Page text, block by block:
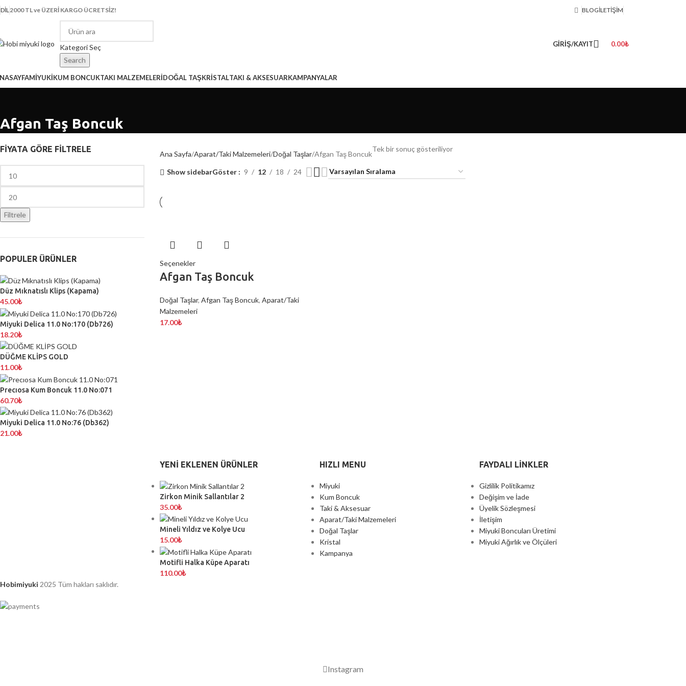
DIL2000 TL ve ÜZERİ KARGO ÜCRETSİZ! BLOGİLETIŞIM
Kategori Seç
Search
GIRIŞ/KAYIT 0.00₺
MİYUKİKUM BONCUKTAKI MALZEMELERİDOĞAL TAŞKRİSTALTAKI & AKSESUARKAMPANYALAR
Afgan Taş Boncuk
FİYATA GÖRE FİLTRELE
Filtrele
POPULER ÜRÜNLER
Düz Mıknatıslı Klips (Kapama)
45.00₺
Miyuki Delica 11.0 No:170 (Db726)
18.20₺
DÜĞME KLİPS GOLD
11.00₺
Precıosa Kum Boncuk 11.0 No:071
60.70₺
Miyuki Delica 11.0 No:76 (Db362)
21.00₺
Ana Sayfa Aparat/Taki Malzemeleri Doğal Taşlar Afgan Taş Boncuk
Tek bir sonuç gösteriliyor
Show sidebarGöster 9 12 18 24
Seçenekler
Afgan Taş Boncuk
Doğal Taşlar, Afgan Taş Boncuk, Aparat/Taki
Malzemeleri
17.00₺
YENI EKLENEN ÜRÜNLER
Zirkon Minik Sallantılar 2
35.00₺
Mineli Yıldız ve Kolye Ucu
15.00₺
Motifli Halka Küpe Aparatı
110.00₺
HIZLI MENU
Miyuki
Kum Boncuk
Taki & Aksesuar
Aparat/Taki Malzemeleri
Doğal Taşlar
Kristal
Kampanya
FAYDALI LİNKLER
Gizlilik Politikamız
Değişim ve İade
Üyelik Sözleşmesi
İletişim
Miyuki Boncuları Üretimi
Miyuki Ağırlık ve Ölçüleri
Hobimiyuki 2025 Tüm hakları saklıdır.
Instagram